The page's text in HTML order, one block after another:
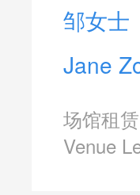
邹女士
Jane
场馆租赁
Venue